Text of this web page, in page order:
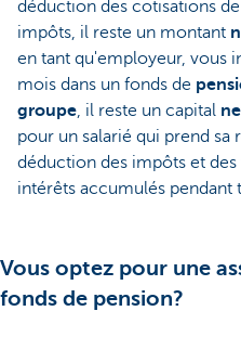
déduction des cotisations
impôts, il reste un montant
en tant qu'employeur, vous
mois dans un fonds de
groupe, il reste un capital
pour un salarié qui prend sa
déduction des impôts et
intérêts accumulés pendant
Vous optez pour une
fonds de pension?